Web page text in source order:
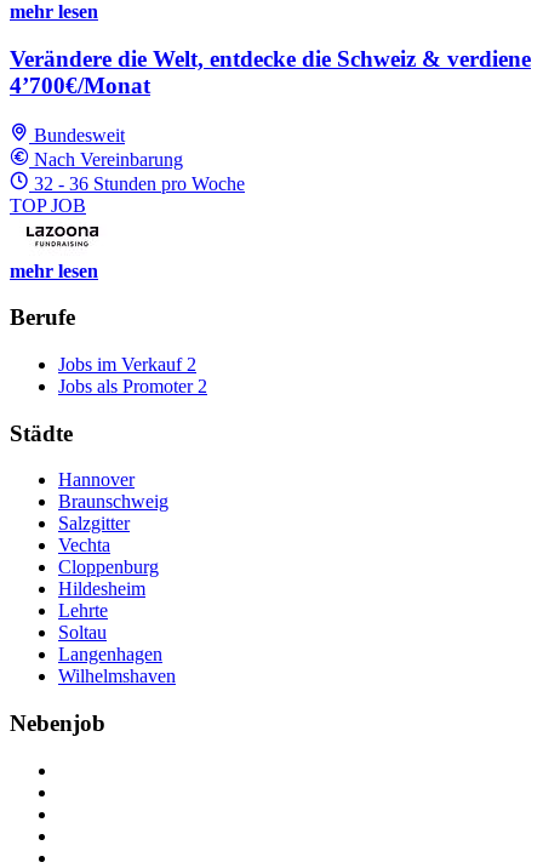
mehr lesen
Verändere die Welt, entdecke die Schweiz & verdiene
4’700€/Monat
Bundesweit
Nach Vereinbarung
32 - 36 Stunden pro Woche
TOP JOB
mehr lesen
Berufe
Jobs im Verkauf 2
Jobs als Promoter 2
Städte
Hannover
Braunschweig
Salzgitter
Vechta
Cloppenburg
Hildesheim
Lehrte
Soltau
Langenhagen
Wilhelmshaven
Nebenjob